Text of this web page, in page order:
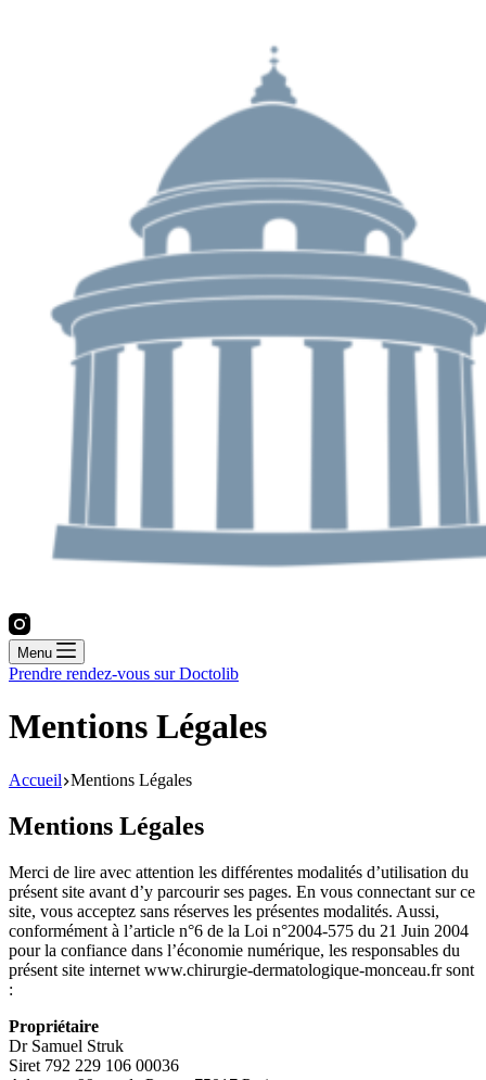
Menu
Prendre rendez-vous sur Doctolib
Mentions Légales
Accueil Mentions Légales
Mentions Légales
Merci de lire avec attention les différentes modalités d’utilisation du
présent site avant d’y parcourir ses pages. En vous connectant sur ce
site, vous acceptez sans réserves les présentes modalités. Aussi,
conformément à l’article n°6 de la Loi n°2004-575 du 21 Juin 2004
pour la confiance dans l’économie numérique, les responsables du
présent site internet www.chirurgie-dermatologique-monceau.fr sont
:
Propriétaire
Dr Samuel Struk
Siret 792 229 106 00036